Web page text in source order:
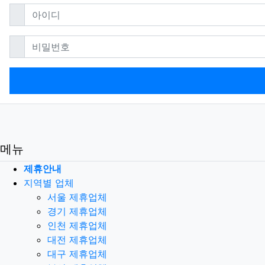
아이디필수
비밀번호필수
메뉴
제휴안내
지역별 업체
서울 제휴업체
경기 제휴업체
인천 제휴업체
대전 제휴업체
대구 제휴업체